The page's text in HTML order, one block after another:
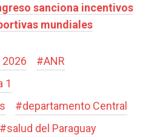
sanciona incentivos
mundiales
#ANR
1
#departamento Central
#salud del Paraguay